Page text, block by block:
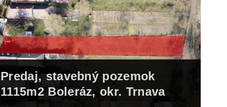
Predaj, stavebný pozemok
1115m2 Boleráz, okr. Trnava